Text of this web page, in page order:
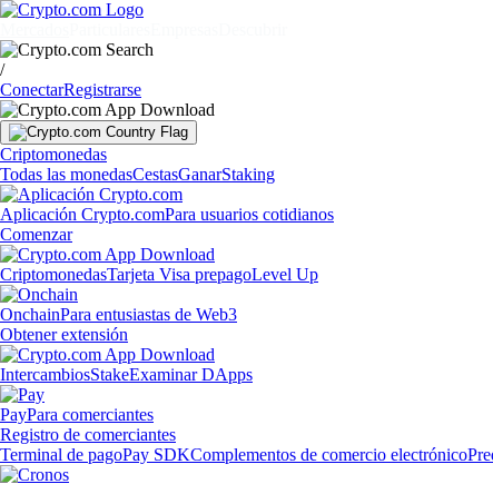
/
ConectarRegistrarse
Criptomonedas
Todas las monedasCestasGanarStaking
Aplicación Crypto.comPara usuarios cotidianos
Comenzar
CriptomonedasTarjeta Visa prepagoLevel Up
OnchainPara entusiastas de Web3
Obtener extensión
IntercambiosStakeExaminar DApps
PayPara comerciantes
Registro de comerciantes
Terminal de pagoPay SDKComplementos de comercio electrónico